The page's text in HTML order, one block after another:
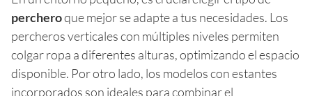
percheroque mejor se adapte a tus necesidades. Los
percheros verticales con múltiples niveles permiten
colgar ropa a diferentes alturas, optimizando el espacio
disponible. Por otro lado, los modelos con estantes
incorporados son ideales para combinar el